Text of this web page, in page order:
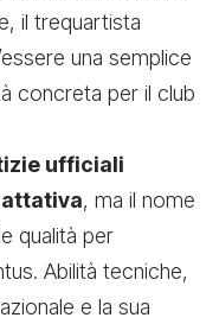
il trequartista
una semplice
concreta per il club
ufficiali
, ma il nome
qualità per
Abilità tecniche,
e la sua